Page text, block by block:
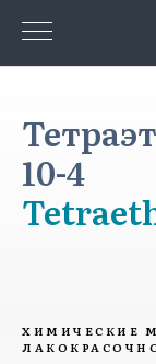
10-4
ХИМИЧЕСКИЕ